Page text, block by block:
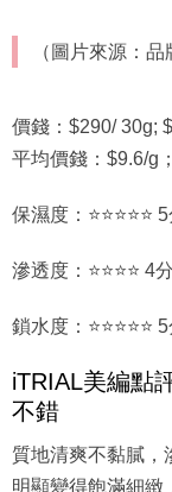
（圖片來源：品
價錢：$290/ 30g;
平均價錢：$9.6/g
保濕度：⭐⭐⭐⭐⭐
滲透度：⭐⭐⭐⭐ 4分
鎖水度：⭐⭐⭐⭐⭐
iTRIAL美編點
不錯
質地清爽不黏膩，
明顯變得飽滿細緻